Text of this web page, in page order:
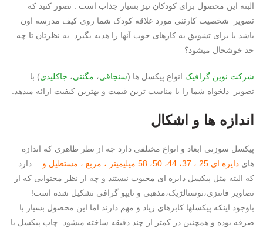
البته این محصول برای کودکان نیز بسیار جذاب است . تصور کنید که
تصویر شخصیت کارتنی مورد علاقه کودک شما روی کیف مدرسه اون
باشد یا برای تشویق به کارهای خوب آنها را هدیه بگیرد. به نظرتان تا چه
حد خوشحال میشود؟
شرکت نوین گرافیک انواع پیکسل ها (سنجاقی، مگنتی، جاکلیدی) با
تصویر دلخواه شما را با مناسب ترین قیمت و بهترین کیفیت ارائه میدهد.
اندازه ها و اشکال
پیکسل سوزنی ابعاد و انواع مختلفی دارد چه از نظر ظاهری که اندازه
های دایره ای 25 ، 37، 44، 50، 58 میلیمیتر ، مربع ، مستطیل و…
دارد
که البته مثل پیکسل دایره ای محبوب نیستند و چه از نظر محتوایی که از
تصاویر فانتزی،نوستالژیک،مذهبی و تایپو گرافی تشکیل شده است!
باوجود اینکه پیکسلها کابرهای زیاد و مهم دارند اما این محصول بسیار با
صرفه بوده و همچنین در کمتر از چند دقیقه ساخته میشود. چاپ پیکسل با